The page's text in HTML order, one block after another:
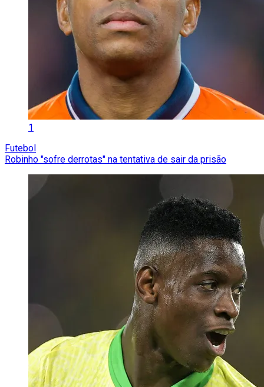
1
Futebol
Robinho "sofre derrotas" na tentativa de sair da prisão